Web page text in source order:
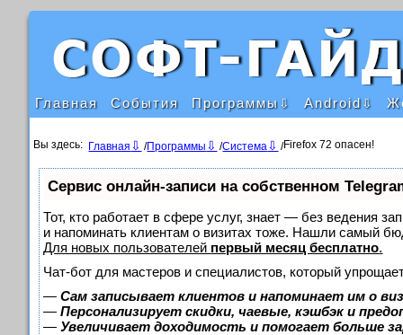
Главная События Программы Android
Вы здесь: Главная /Программы /Система /Firefox 72 опасен!
Сервис онлайн-записи на собственном
Тот, кто работает в сфере услуг, знает — без ведения
и напоминать клиентам о визитах тоже. Нашли самый
Для новых пользователей первый месяц бесплатно.
Чат-бот для мастеров и специалистов, который
—Сам записывает клиентов и напоминает им о
—Персонализирует скидки, чаевые, кэшбэк и
—Увеличивает доходимость и помогает больше